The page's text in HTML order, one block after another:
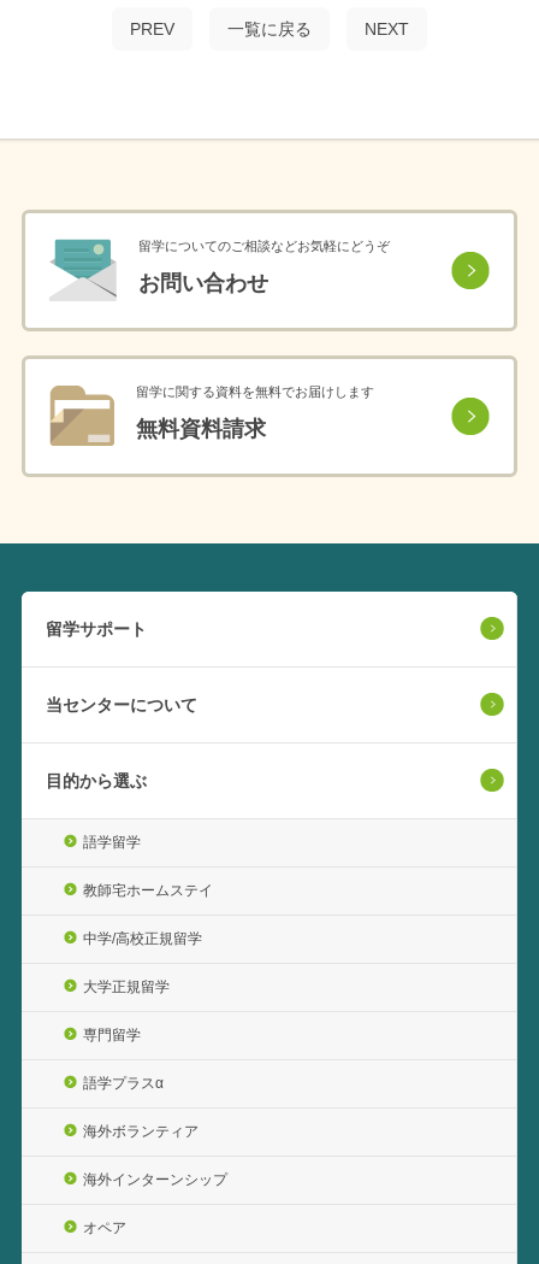
PREV 一覧に戻る NEXT
留学についてのご相談などお気軽にどうぞ
お問い合わせ
留学に関する資料を無料でお届けします
無料資料請求
留学サポート
当センターについて
目的から選ぶ
語学留学
教師宅ホームステイ
中学/高校正規留学
大学正規留学
専門留学
語学プラスα
海外ボランティア
海外インターンシップ
オペア